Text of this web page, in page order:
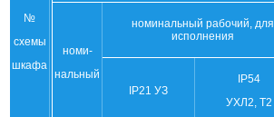
№
схемы
шкафа
номи-
нальный
номинальный рабочий, для
исполнения
IP21 УЗ
IP54
УХЛ2, Т2